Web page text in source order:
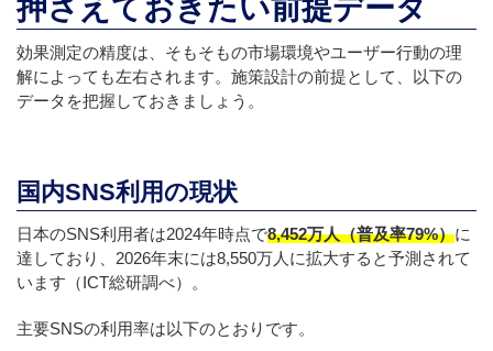
押さえておきたい前提データ
効果測定の精度は、そもそもの市場環境やユーザー行動の理
解によっても左右されます。施策設計の前提として、以下の
データを把握しておきましょう。
国内SNS利用の現状
日本のSNS利用者は2024年時点で8,452万人（普及率79%）に
達しており、2026年末には8,550万人に拡大すると予測されて
います（ICT総研調べ）。
主要SNSの利用率は以下のとおりです。